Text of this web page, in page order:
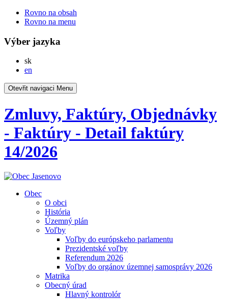
Rovno na obsah
Rovno na menu
Výber jazyka
skSlovensky
en
Otevřit navigaci Menu
Zmluvy, Faktúry, Objednávky
- Faktúry - Detail faktúry
14/2026
Obec
O obci
História
Územný plán
Voľby
Voľby do európskeho parlamentu
Prezidentské voľby
Referendum 2026
Voľby do orgánov územnej samosprávy 2026
Matrika
Obecný úrad
Hlavný kontrolór